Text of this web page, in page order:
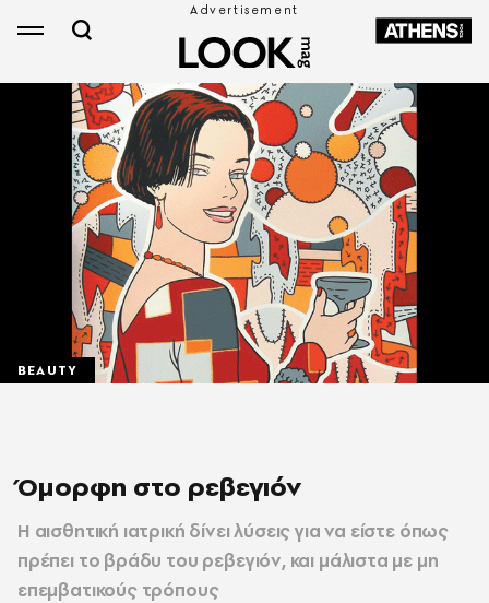
BEAUTY
Όμορφη στο ρεβεγιόν
Η αισθητική ιατρική δίνει λύσεις για να είστε όπως
πρέπει το βράδυ του ρεβεγιόν, και μάλιστα με μη
επεμβατικούς τρόπους